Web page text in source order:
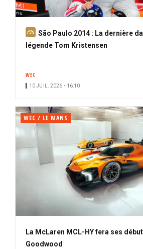
A
b
São Paulo 2014 : La dernière
légende Tom Kristensen
WEC
10 JUIL. 2026 • 16:10
WEC / LE MANS
La McLaren MCL-HY fera ses
Goodwood